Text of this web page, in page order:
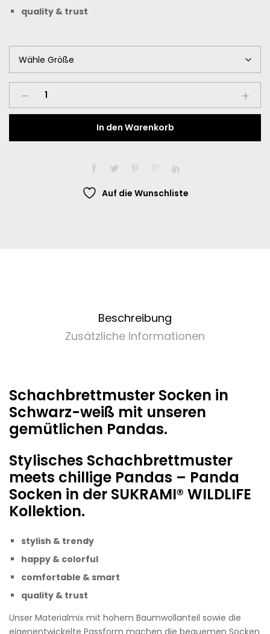
quality & trust
Stylisches
meets
Pandas
In den Warenkorb
Auf die Wunschliste
Beschreibung
Zusätzliche Informationen
Schachbrettmuster Socken in
Schwarz-weiß mit unseren
gemütlichen Pandas.
Stylisches Schachbrettmuster
meets chillige Pandas – Panda
Socken in der SUKRAMI® WILDLIFE
Kollektion.
stylish & trendy
happy & colorful
comfortable & smart
quality & trust
Unser Materialmix mit hohem Baumwollanteil sowie die
eigenentwickelte Passform machen die bequemen Socken